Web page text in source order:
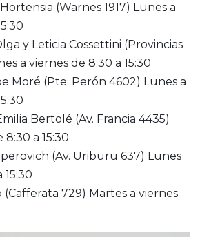
(Warnes 1917) Lunes a
y Leticia Cossettini (Provincias
a viernes de 8:30 a 15:30
Moré (Pte. Perón 4602) Lunes a
Bertolé (Av. Francia 4435)
8:30 a 15:30
(Av. Uriburu 637) Lunes
15:30
729) Martes a viernes